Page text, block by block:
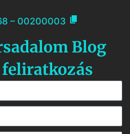
– 00200003 
Blog